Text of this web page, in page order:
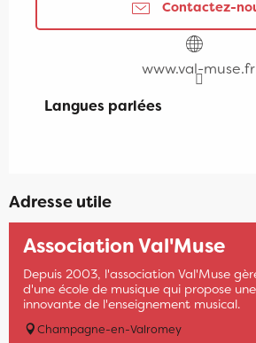
Contactez-
www.val-muse.fr
Langues parlées
Langues parlées
Adresse utile
Association Val'Muse
Depuis 2003, l'association Val'Muse
d'une école de musique qui propose
innovante de l'enseignement musical.
Champagne-en-Valromey